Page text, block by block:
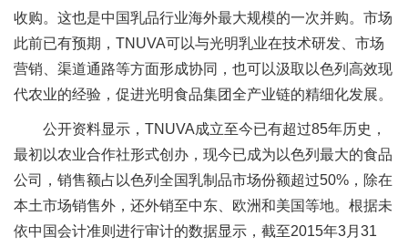
收购。这也是中国乳品行业海外最大规模的一次并购。市场
此前已有预期，TNUVA可以与光明乳业在技术研发、市场
营销、渠道通路等方面形成协同，也可以汲取以色列高效现
代农业的经验，促进光明食品集团全产业链的精细化发展。
公开资料显示，TNUVA成立至今已有超过85年历史，
最初以农业合作社形式创办，现今已成为以色列最大的食品
公司，销售额占以色列全国乳制品市场份额超过50%，除在
本土市场销售外，还外销至中东、欧洲和美国等地。根据未
依中国会计准则进行审计的数据显示，截至2015年3月31